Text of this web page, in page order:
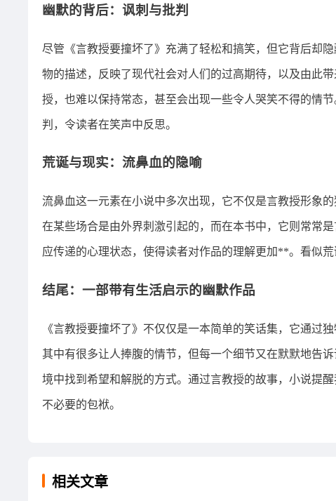
幽默的背后：讽刺与批判
尽管《言教授要撞坏了》充满了轻松和搞笑，但它背后却
物的描述，反映了现代社会对人们的过高期待，以及由此
授，也难以保持常态，甚至会出现一些令人哭笑不得的情
判，令读者在笑声中反思。
荒诞与现实：流鼻血的隐喻
流鼻血这一元素在小说中多次出现，它不仅是言教授形象
在某些场合是由外界刺激引起的，而在本书中，它则常常
应传递的心理状态，使得读者对作品的理解更加**。看似
结尾：一部带有生活启示的幽默作品
《言教授要撞坏了》不仅仅是一本简单的笑话集，它通过
其中有很多让人捧腹的情节，但每一个细节又在默默地告
境中找到希望和解脱的方式。通过言教授的故事，小说提
不必要的包袱。
相关文章